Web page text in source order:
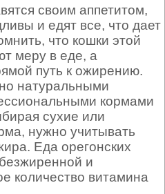
своим аппетитом,
и едят все, что дает
что кошки этой
меру в еде, а
путь к ожирению.
натуральными
кормами
сухие или
нужно учитывать
Еда орегонских
и
количество витамина